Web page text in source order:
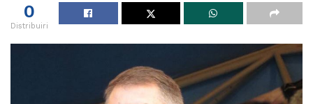
0
Distribuiri